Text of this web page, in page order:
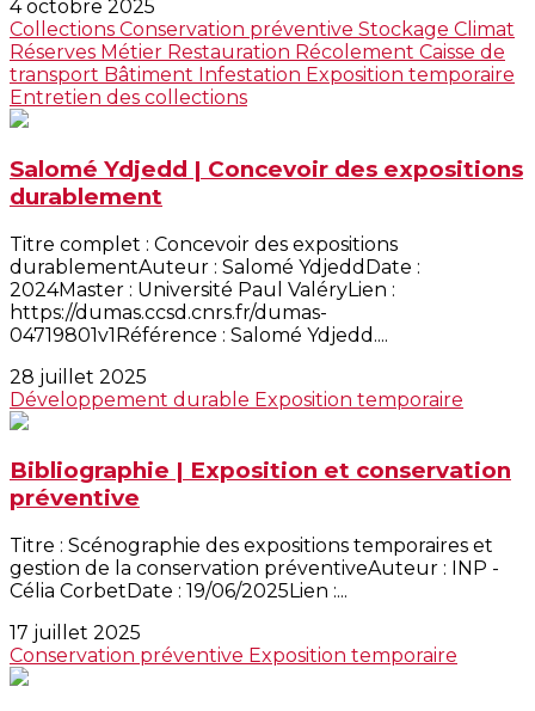
4 octobre 2025
Collections Conservation préventive Stockage Climat
Réserves Métier Restauration Récolement Caisse de
transport Bâtiment Infestation Exposition temporaire
Entretien des collections
Salomé Ydjedd | Concevoir des expositions
durablement
Titre complet : Concevoir des expositions
durablementAuteur : Salomé YdjeddDate :
2024Master : Université Paul ValéryLien :
https://dumas.ccsd.cnrs.fr/dumas-
04719801v1Référence : Salomé Ydjedd....
28 juillet 2025
Développement durable Exposition temporaire
Bibliographie | Exposition et conservation
préventive
Titre : Scénographie des expositions temporaires et
gestion de la conservation préventiveAuteur : INP -
Célia CorbetDate : 19/06/2025Lien :...
17 juillet 2025
Conservation préventive Exposition temporaire